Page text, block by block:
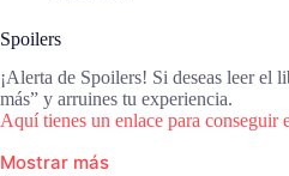
Spoilers
¡Alerta de Spoilers! Si deseas leer el
más” y arruines tu experiencia.
Aquí tienes un enlace para conseguir
Mostrar más